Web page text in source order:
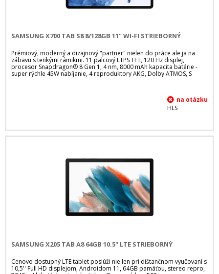
SAMSUNG X700 TAB S8 8/128GB 11" WI-FI STRIEBORNÝ
Prémiový, moderný a dizajnový "partner" nielen do práce ale ja na
zábavu s tenkými rámikmi. 11 palcový LTPS TFT, 120 Hz displej,
procesor Snapdragon® 8 Gen 1, 4 nm, 8000 mAh kapacita batérie -
super rýchle 45W nabíjanie, 4 reproduktory AKG, Dolby ATMOS, S
HLS
SAMSUNG X205 TAB A8 64GB 10.5" LTE STRIEBORNÝ
Cenovo dostupný LTE tablet poslúži nie len pri dištančnom vyučovaní s
10,5'' Full HD displejom, Androidom 11, 64GB pamäťou, stereo repro,